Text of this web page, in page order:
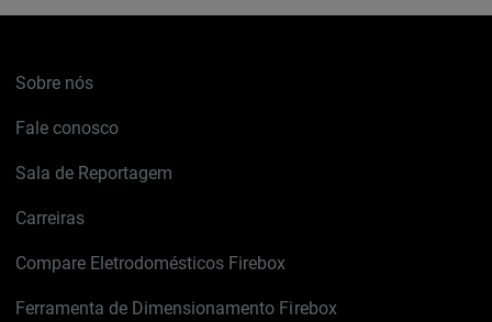
Sobre nós
Fale conosco
Sala de Reportagem
Carreiras
Compare Eletrodomésticos Firebox
Ferramenta de Dimensionamento Firebox